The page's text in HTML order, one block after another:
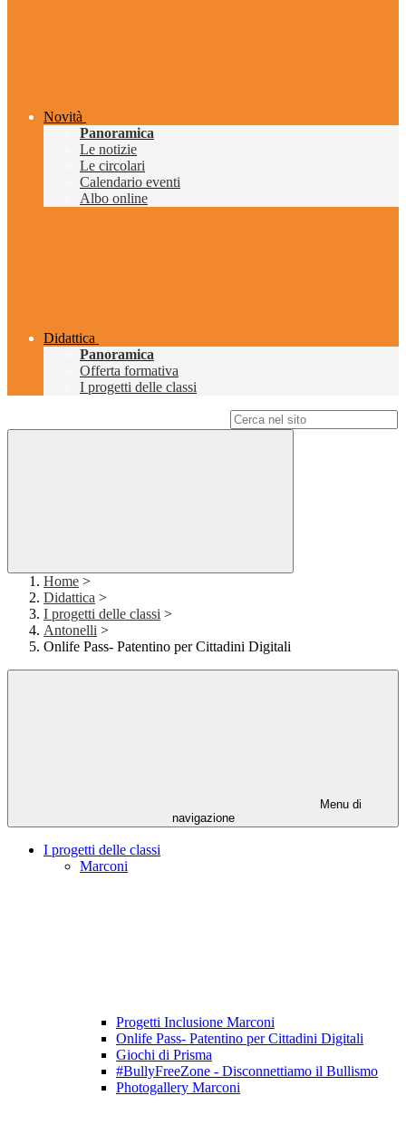
Novità
Panoramica
Le notizie
Le circolari
Calendario eventi
Albo online
Didattica
Panoramica
Offerta formativa
I progetti delle classi
Home >
Didattica >
I progetti delle classi >
Antonelli >
Onlife Pass- Patentino per Cittadini Digitali
Menu di
navigazione
I progetti delle classi
Marconi
Progetti Inclusione Marconi
Onlife Pass- Patentino per Cittadini Digitali
Giochi di Prisma
#BullyFreeZone - Disconnettiamo il Bullismo
Photogallery Marconi